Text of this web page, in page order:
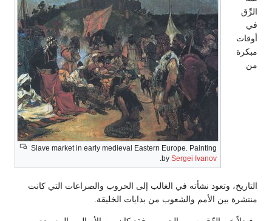
Slave market in early medieval Eastern Europe. Painting
by Sergei Ivanov
.
الرِّق
في
أوقات
مبكرة
من
التاريخ، وتعود نشأته في الغالب إلى الحروب والصراعات التي كانت
منتشرة بين الأمم والشعوب من بدايات الخليقة.